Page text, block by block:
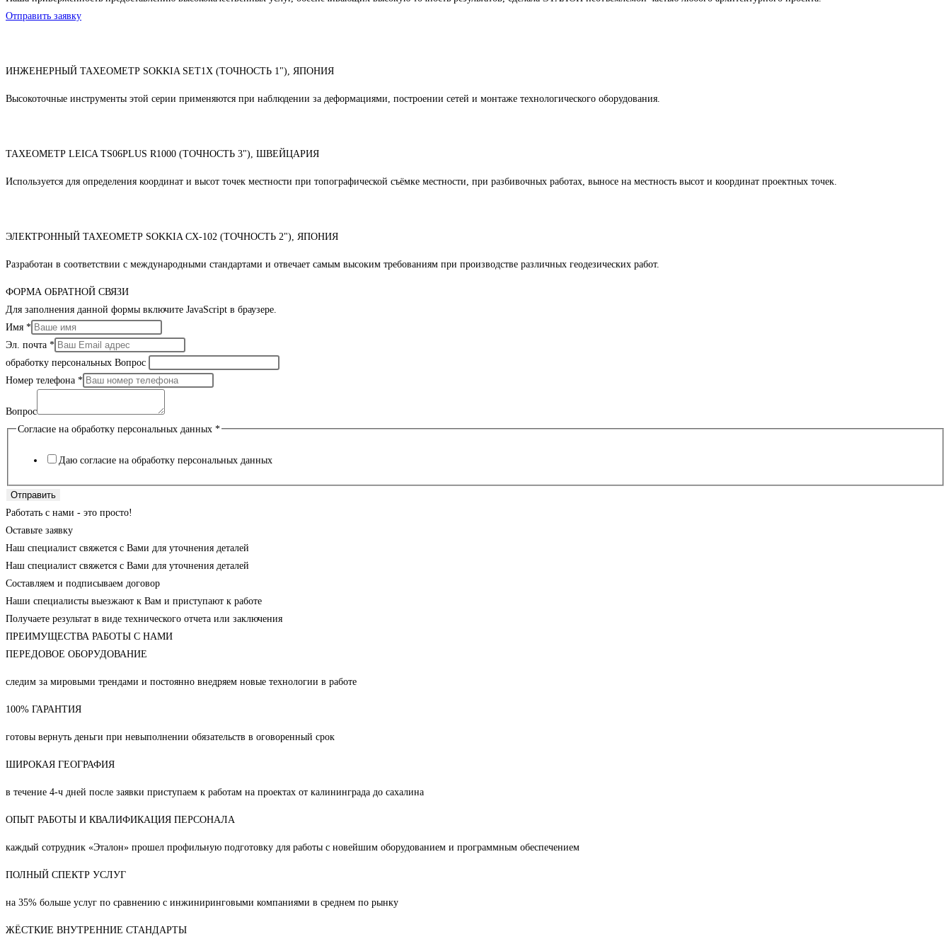
Отправить заявку
ИНЖЕНЕРНЫЙ ТАХЕОМЕТР SOKKIA SET1X (ТОЧНОСТЬ 1"), ЯПОНИЯ
Высокоточные инструменты этой серии применяются при наблюдении за деформациями, построении сетей и монтаже технологического оборудования.
ТАХЕОМЕТР LEICA TS06PLUS R1000 (ТОЧНОСТЬ 3"), ШВЕЙЦАРИЯ
Используется для определения координат и высот точек местности при топографической съёмке местности, при разбивочных работах, выносе на местность высот и координат проектных точек.
ЭЛЕКТРОННЫЙ ТАХЕОМЕТР SOKKIA CX-102 (ТОЧНОСТЬ 2"), ЯПОНИЯ
Разработан в соответствии с международными стандартами и отвечает самым высоким требованиям при производстве различных геодезических работ.
ФОРМА ОБРАТНОЙ СВЯЗИ
Для заполнения данной формы включите JavaScript в браузере.
Имя *
Эл. почта *
обработку персональных Вопрос
Номер телефона *
Вопрос
Согласие на обработку персональных данных *
Даю согласие на обработку персональных данных
Отправить
Работать с нами - это просто!
Оставьте заявку
Наш специалист свяжется с Вами для уточнения деталей
Наш специалист свяжется с Вами для уточнения деталей
Составляем и подписываем договор
Наши специалисты выезжают к Вам и приступают к работе
Получаете результат в виде технического отчета или заключения
ПРЕИМУЩЕСТВА РАБОТЫ С НАМИ
ПЕРЕДОВОЕ ОБОРУДОВАНИЕ
следим за мировыми трендами и постоянно внедряем новые технологии в работе
100% ГАРАНТИЯ
готовы вернуть деньги при невыполнении обязательств в оговоренный срок
ШИРОКАЯ ГЕОГРАФИЯ
в течение 4-ч дней после заявки приступаем к работам на проектах от калининграда до сахалина
ОПЫТ РАБОТЫ И КВАЛИФИКАЦИЯ ПЕРСОНАЛА
каждый сотрудник «Эталон» прошел профильную подготовку для работы с новейшим оборудованием и программным обеспечением
ПОЛНЫЙ СПЕКТР УСЛУГ
на 35% больше услуг по сравнению с инжиниринговыми компаниями в среднем по рынку
ЖЁСТКИЕ ВНУТРЕННИЕ СТАНДАРТЫ